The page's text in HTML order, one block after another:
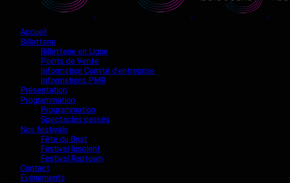
Accueil
Billetterie
Billetterie en Ligne
Points de Vente
Information Comité d’entreprise
Informations PMR
Présentation
Programmation
Programmation
Spectacles passés
Nos festivals
Fête du Bruit
Festival Insolent
Festival Raptown
Contact
Événements